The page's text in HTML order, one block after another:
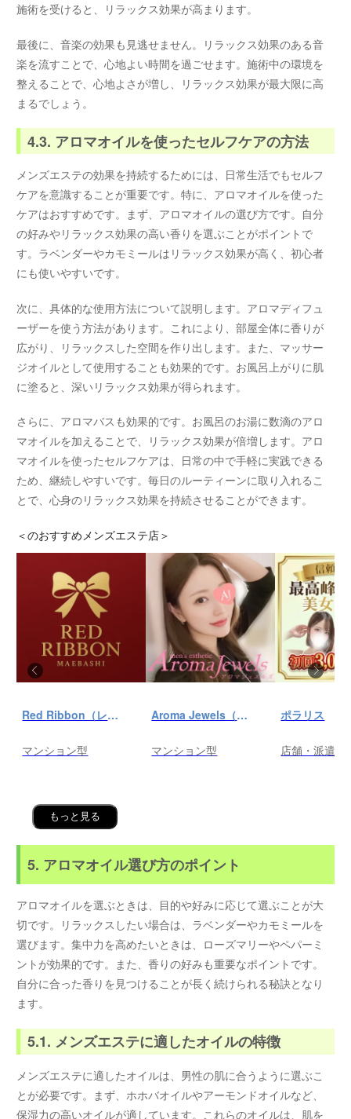
施術を受けると、リラックス効果が高まります。
最後に、音楽の効果も見逃せません。リラックス効果のある音
楽を流すことで、心地よい時間を過ごせます。施術中の環境を
整えることで、心地よさが増し、リラックス効果が最大限に高
まるでしょう。
4.3. アロマオイルを使ったセルフケアの方法
メンズエステの効果を持続するためには、日常生活でもセルフ
ケアを意識することが重要です。特に、アロマオイルを使った
ケアはおすすめです。まず、アロマオイルの選び方です。自分
の好みやリラックス効果の高い香りを選ぶことがポイントで
す。ラベンダーやカモミールはリラックス効果が高く、初心者
にも使いやすいです。
次に、具体的な使用方法について説明します。アロマディフュ
ーザーを使う方法があります。これにより、部屋全体に香りが
広がり、リラックスした空間を作り出します。また、マッサー
ジオイルとして使用することも効果的です。お風呂上がりに肌
に塗ると、深いリラックス効果が得られます。
さらに、アロマバスも効果的です。お風呂のお湯に数滴のアロ
マオイルを加えることで、リラックス効果が倍増します。アロ
マオイルを使ったセルフケアは、日常の中で手軽に実践できる
ため、継続しやすいです。毎日のルーティーンに取り入れるこ
とで、心身のリラックス効果を持続させることができます。
＜のおすすめメンズエステ店＞
Red Ribbon（レッドリボン）前橋
マンション型
Aroma Jewels（アロマ ジュエルズ）秋葉原ルーム
マンション型
ポラリス
店舗・派遣
もっと見る
5. アロマオイル選び方のポイント
アロマオイルを選ぶときは、目的や好みに応じて選ぶことが大
切です。リラックスしたい場合は、ラベンダーやカモミールを
選びます。集中力を高めたいときは、ローズマリーやペパーミ
ントが効果的です。また、香りの好みも重要なポイントです。
自分に合った香りを見つけることが長く続けられる秘訣となり
ます。
5.1. メンズエステに適したオイルの特徴
メンズエステに適したオイルは、男性の肌に合うように選ぶこ
とが必要です。まず、ホホバオイルやアーモンドオイルなど、
保湿力の高いオイルが適しています。これらのオイルは、肌を